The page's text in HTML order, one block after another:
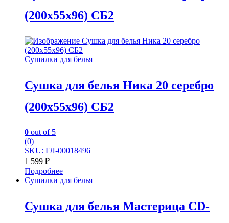
(200х55х96) СБ2
Сушилки для белья
Сушка для белья Ника 20 серебро
(200х55х96) СБ2
0 out of 5
(0)
SKU: ГЛ-00018496
1 599 ₽
Подробнее
Сушилки для белья
Сушка для белья Мастерица CD-